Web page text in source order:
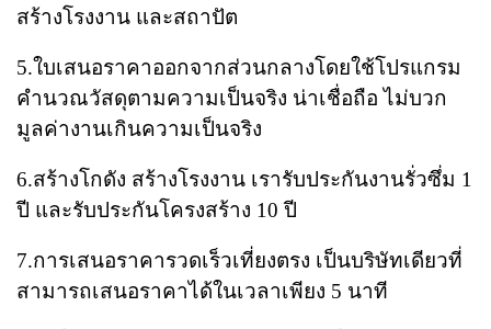
สร้างโรงงาน และสถาปัต
5.ใบเสนอราคาออกจากส่วนกลาง​โดยใช้โปรแกรม
คำนวณวัสดุตามความเป็นจริง​ น่าเชื่อถือ​ ไม่บวก
มูลค่างานเกินความเป็นจริง
6.สร้างโกดัง สร้างโรงงาน เรารับประกันงานรั่วซึ่ม​ 1
ปี​ และรับประกันโครงสร้าง​ 10 ปี
7.การเสนอราคารวดเร็วเที่ยงตรง​ เป็นบริษัทเดียวที่
สามารถเสนอราคาได้ในเวลาเพียง​ 5 นาที